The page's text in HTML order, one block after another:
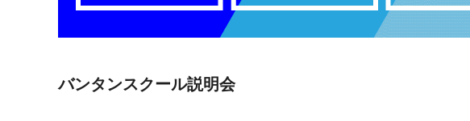
バンタンスクール説明会